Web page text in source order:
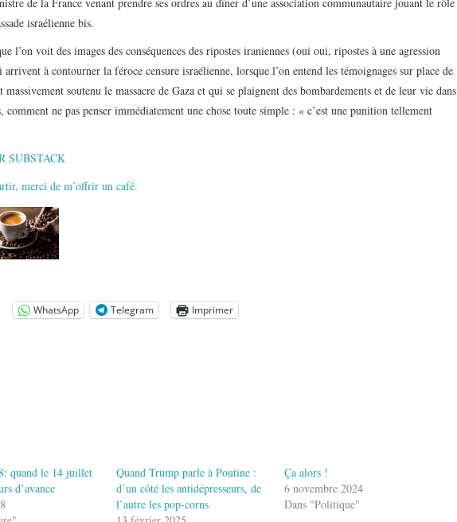
israélienne bis.
l’on voit des images des conséquences des ripostes iraniennes (oui oui, ripostes à une agression
à contourner la féroce censure israélienne, lorsque l’on entend les témoignages sur place de
massivement soutenu le massacre de Gaza et qui se plaignent des bombardements et de leur vie dans
comment ne pas penser immédiatement une chose toute simple : « c’est une punition tellement
SUBSTACK
merci de m’offrir un café.
WhatsApp
Telegram Imprimer
quand le 14 juillet
d’avance
Quand Trump parle à Poutine :
d’un côté les antidépresseurs, de
l’autre les pop-corns
Ça alors !
6 novembre 2024
Dans "Politique"